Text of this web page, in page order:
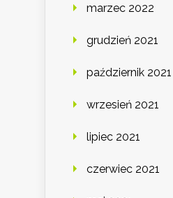
marzec 2022
grudzień 2021
październik 2021
wrzesień 2021
lipiec 2021
czerwiec 2021